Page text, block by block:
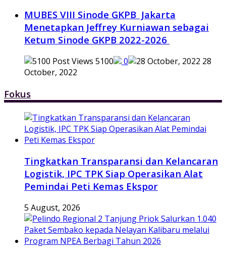
MUBES VIII Sinode GKPB Jakarta
Menetapkan Jeffrey Kurniawan sebagai
Ketum Sinode GKPB 2022-2026
5100 0
28
October, 2022
Fokus
Tingkatkan Transparansi dan Kelancaran
Logistik, IPC TPK Siap Operasikan Alat
Pemindai Peti Kemas Ekspor
5 August, 2026